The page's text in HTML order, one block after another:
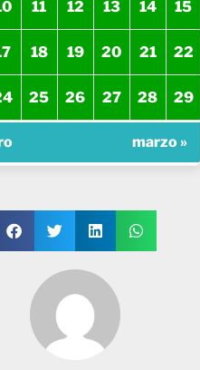
11 12 13 14 15
18 19 20 21 22
25 26 27 28 29
marzo »